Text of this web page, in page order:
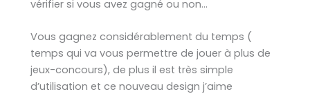
vérifier si vous avez gagné ou non…
Vous gagnez considérablement du temps (
temps qui va vous permettre de jouer à plus de
jeux-concours), de plus il est très simple
d’utilisation et ce nouveau design j’aime